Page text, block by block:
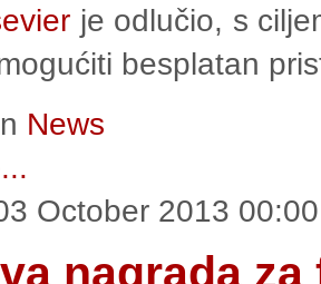
je odlučio, s
besplatan
News
October 2013 00:00
nagrada za